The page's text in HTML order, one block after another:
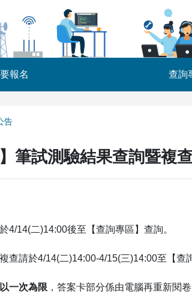
報名 查詢
告
】筆試測驗結果查詢暨複
4/14(二)14:00後至【查詢專區】查詢。
查請於4/14(二)14:00-4/15(三)14:00至【查
一次為限 ，答案卡部分係由電腦再重新閱